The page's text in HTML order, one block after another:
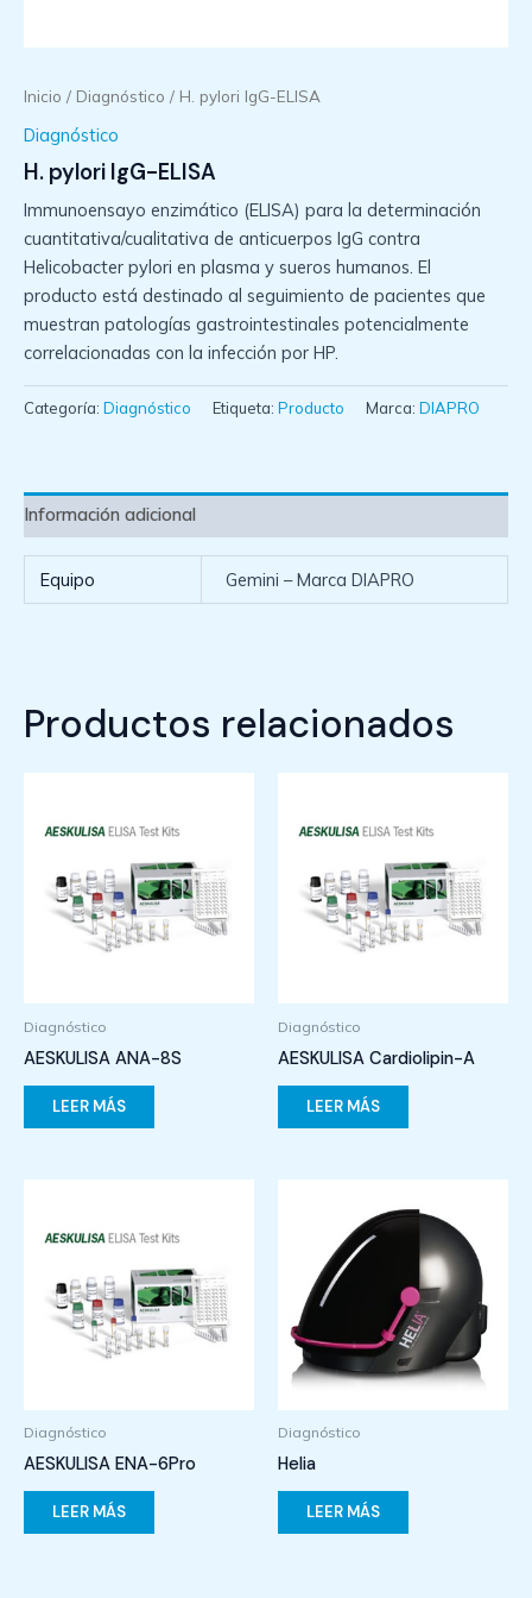
Inicio / Diagnóstico / H. pylori IgG-ELISA
Diagnóstico
H. pylori IgG-ELISA
Immunoensayo enzimático (ELISA) para la determinación
cuantitativa/cualitativa de anticuerpos IgG contra
Helicobacter pylori en plasma y sueros humanos. El
producto está destinado al seguimiento de pacientes que
muestran patologías gastrointestinales potencialmente
correlacionadas con la infección por HP.
Categoría: Diagnóstico Etiqueta: Producto Marca: DIAPRO
Información adicional
Equipo Gemini – Marca DIAPRO
Productos relacionados
Diagnóstico
AESKULISA ANA-8S
LEER MÁS
Diagnóstico
AESKULISA Cardiolipin-A
LEER MÁS
Diagnóstico
AESKULISA ENA-6Pro
LEER MÁS
Diagnóstico
Helia
LEER MÁS